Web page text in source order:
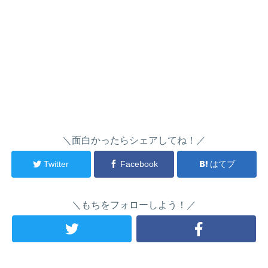
＼面白かったらシェアしてね！／
Twitter Facebook はてブ
＼もちをフォローしよう！／